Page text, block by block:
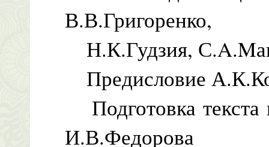
В.В.Григоренко,
Н.К.Гудзия,
Предисловие
Подготовка
И.В.Федорова